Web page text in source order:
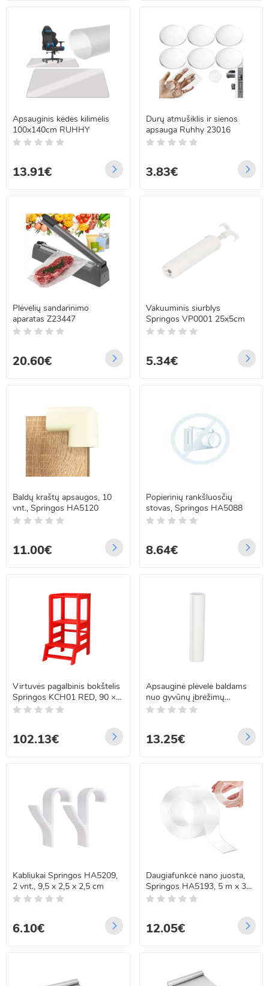
Apsauginis kėdės kilimėlis
100x140cm RUHHY
13.91€
Durų atmušiklis ir sienos
apsauga Ruhhy 23016
3.83€
Plėvelių sandarinimo
aparatas Z23447
20.60€
Vakuuminis siurblys
Springos VP0001 25x5cm
5.34€
Baldų kraštų apsaugos, 10
vnt., Springos HA5120
11.00€
Popierinių rankšluosčių
stovas, Springos HA5088
8.64€
Virtuvės pagalbinis bokštelis
Springos KCH01 RED, 90 ×
39 × 52 cm
102.13€
Apsauginė plėvelė baldams
nuo gyvūnų įbrėžimų
Springos PA1079 45 x 30
13.25€
Kabliukai Springos HA5209,
2 vnt., 9,5 x 2,5 x 2,5 cm
6.10€
Daugiafunkcė nano juosta,
Springos HA5193, 5 m x 3
cm x 1 mm
12.05€